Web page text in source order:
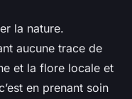
la nature.
aucune trace de
et la flore locale et
en prenant soin